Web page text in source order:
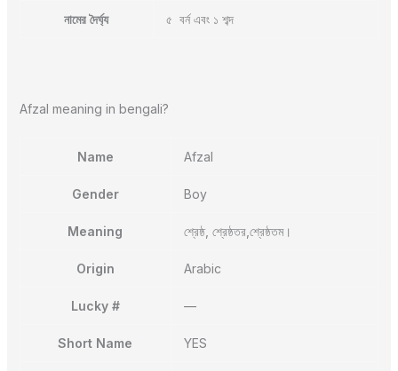
নামের দৈর্ঘ্য ৫ বর্ন এবং ১ শব্দ
Afzal meaning in bengali?
Name Afzal
Gender Boy
Meaning শ্রেষ্ঠ, শ্রেষ্ঠতর,শ্রেষ্ঠতম।
Origin Arabic
Lucky # —
Short Name YES